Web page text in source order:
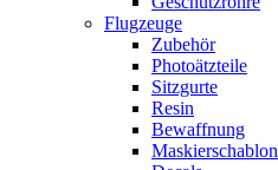
Flugzeuge
Zubehör
Photoätzteile
Sitzgurte
Resin
Bewaffnung